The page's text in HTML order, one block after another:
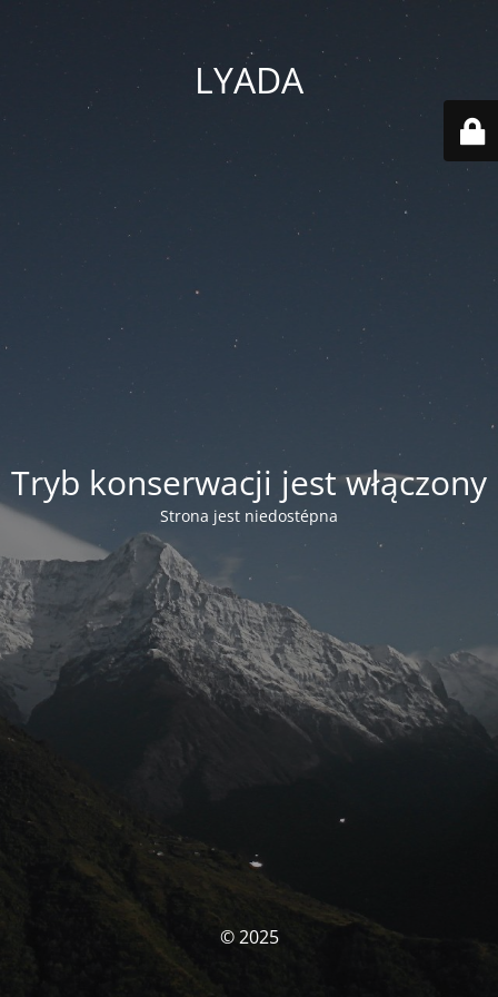
LYADA
Tryb konserwacji jest włączony
Strona jest niedostépna
© 2025